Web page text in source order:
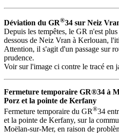
Déviation du GR®34 sur Neiz
Depuis les tempêtes, le GR n'est
dessous de Neiz Vran à Kerlouan,
Attention, il s'agit d'un passage sur
prudence.
Voir sur l'image ci contre le tracé en
Fermeture temporaire GR®34 à
Porz et la pointe de Kerfany
Fermeture temporaire du GR®34
et la pointe de Kerfany, sur la
Moëlan-sur-Mer, en raison de